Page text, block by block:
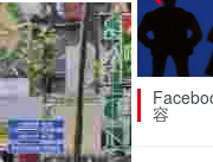
Cyclone Fani
容